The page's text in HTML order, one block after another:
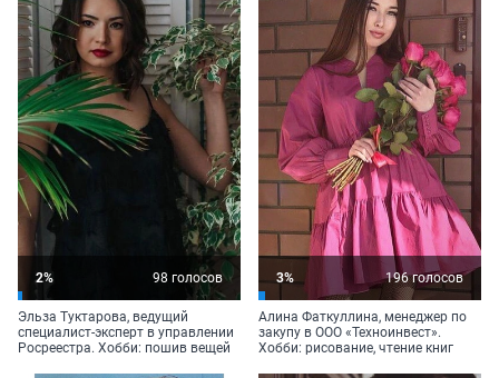
2% 98 голосов
Эльза Туктарова, ведущий
специалист-эксперт в управлении
Росреестра. Хобби: пошив вещей
3% 196 голосов
Алина Фаткуллина, менеджер по
закупу в ООО «Техноинвест».
Хобби: рисование, чтение книг